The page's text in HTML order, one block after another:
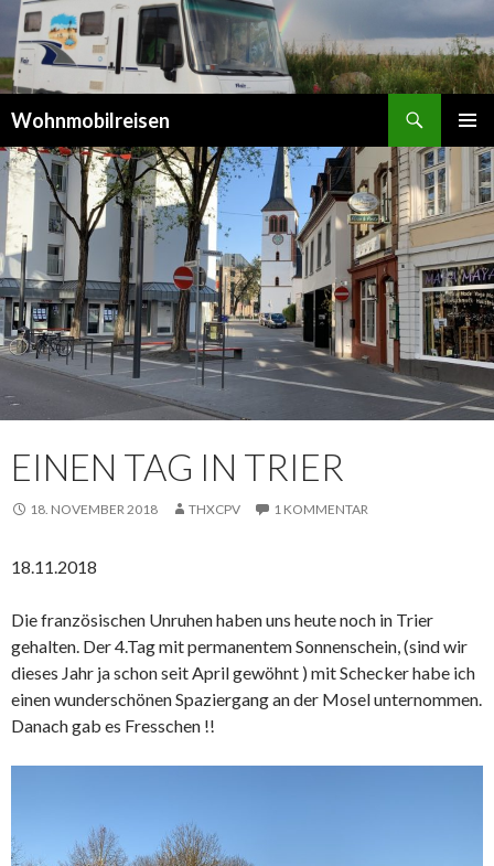
Wohnmobilreisen
MENÜ
ZUM
INHALT
EINEN TAG IN TRIER
18. NOVEMBER 2018 THXCPV 1 KOMMENTAR
18.11.2018
Die französischen Unruhen haben uns heute noch in Trier
gehalten. Der 4.Tag mit permanentem Sonnenschein, (sind wir
dieses Jahr ja schon seit April gewöhnt ) mit Schecker habe ich
einen wunderschönen Spaziergang an der Mosel unternommen.
Danach gab es Fresschen !!